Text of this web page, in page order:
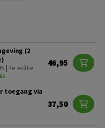
(2
| 4e editie
46,95
toegang via
37,50